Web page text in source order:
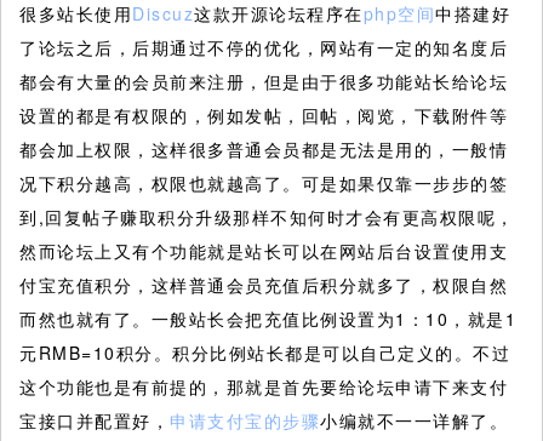
很多站长使用Discuz这款开源论坛程序在php空间中搭建好
了论坛之后，后期通过不停的优化，网站有一定的知名度后
都会有大量的会员前来注册，但是由于很多功能站长给论坛
设置的都是有权限的，例如发帖，回帖，阅览，下载附件等
都会加上权限，这样很多普通会员都是无法是用的，一般情
况下积分越高，权限也就越高了。可是如果仅靠一步步的签
到,回复帖子赚取积分升级那样不知何时才会有更高权限呢，
然而论坛上又有个功能就是站长可以在网站后台设置使用支
付宝充值积分，这样普通会员充值后积分就多了，权限自然
而然也就有了。一般站长会把充值比例设置为1：10，就是1
元RMB=10积分。积分比例站长都是可以自己定义的。不过
这个功能也是有前提的，那就是首先要给论坛申请下来支付
宝接口并配置好， 申请支付宝的步骤小编就不一一详解了。